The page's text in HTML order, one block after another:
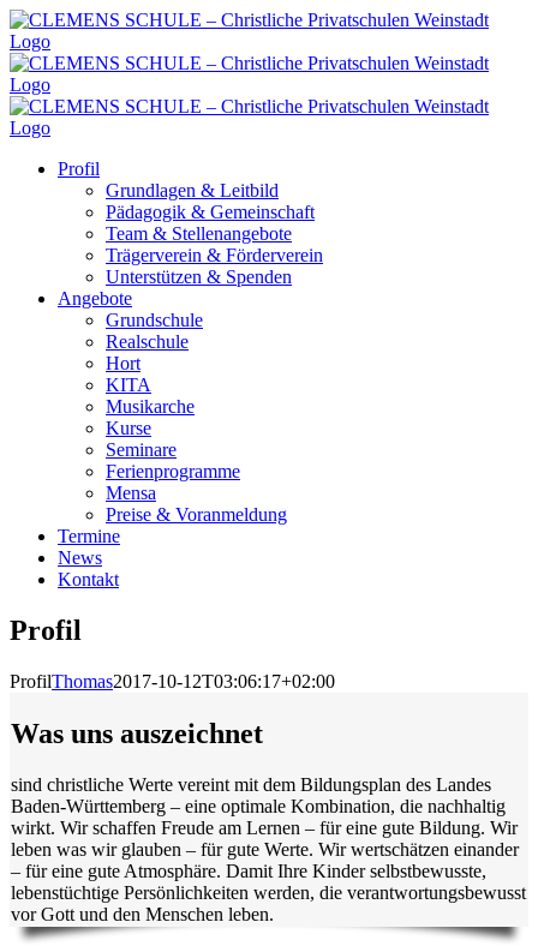
Zum
Inhalt
springen
Profil
Grundlagen & Leitbild
Pädagogik & Gemeinschaft
Team & Stellenangebote
Trägerverein & Förderverein
Unterstützen & Spenden
Angebote
Grundschule
Realschule
Hort
KITA
Musikarche
Kurse
Seminare
Ferienprogramme
Mensa
Preise & Voranmeldung
Termine
News
Kontakt
Profil
ProfilThomas2017-10-12T03:06:17+02:00
Was uns auszeichnet
sind christliche Werte vereint mit dem Bildungsplan des Landes
Baden-Württemberg – eine optimale Kombination, die nachhaltig
wirkt. Wir schaffen Freude am Lernen – für eine gute Bildung. Wir
leben was wir glauben – für gute Werte. Wir wertschätzen einander
– für eine gute Atmosphäre. Damit Ihre Kinder selbstbewusste,
lebenstüchtige Persönlichkeiten werden, die verantwortungsbewusst
vor Gott und den Menschen leben.